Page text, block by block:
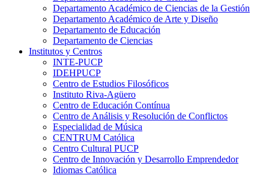
Departamento Académico de Ciencias de la Gestión
Departamento Académico de Arte y Diseño
Departamento de Educación
Departamento de Ciencias
Institutos y Centros
INTE-PUCP
IDEHPUCP
Centro de Estudios Filosóficos
Instituto Riva-Agüero
Centro de Educación Contínua
Centro de Análisis y Resolución de Conflictos
Especialidad de Música
CENTRUM Católica
Centro Cultural PUCP
Centro de Innovación y Desarrollo Emprendedor
Idiomas Católica